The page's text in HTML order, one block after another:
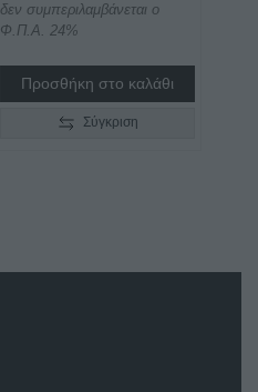
δεν συμπεριλαμβάνεται ο
Φ.Π.Α. 24%
Προσθήκη στο καλάθι
Σύγκριση